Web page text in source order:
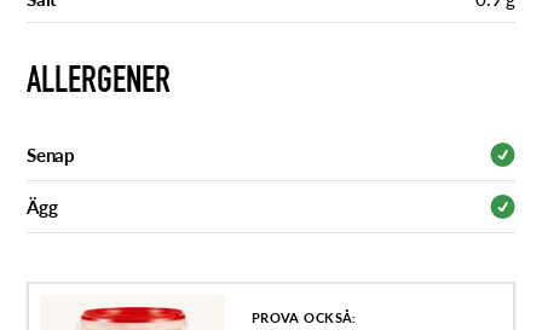
ALLERGENER
Senap
Ägg
PROVA OCKSÅ: